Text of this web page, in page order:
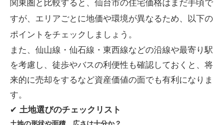
関東圏と比較すると、仙台市の住宅価格はまだ手頃で
すが、エリアごとに地価や環境が異なるため、以下の
ポイントをチェックしましょう。
また、仙山線・仙石線・東西線などの沿線や最寄り駅
を考慮し、徒歩やバスの利便性も確認しておくと、将
来的に売却をするなど資産価値の面でも有利になりま
す。
✔ 土地選びのチェックリスト